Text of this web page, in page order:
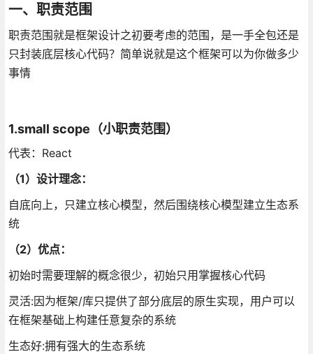
一、职责范围
职责范围就是框架设计之初要考虑的范围，是一手全包还是
只封装底层核心代码？简单说就是这个框架可以为你做多少
事情
1.small scope（小职责范围）
代表：React
（1）设计理念：
自底向上，只建立核心模型，然后围绕核心模型建立生态系
统
（2）优点：
初始时需要理解的概念很少，初始只用掌握核心代码
灵活:因为框架/库只提供了部分底层的原生实现，用户可以
在框架基础上构建任意复杂的系统
生态好:拥有强大的生态系统